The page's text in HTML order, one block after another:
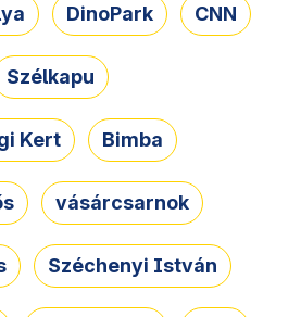
DinoPark CNN
Szélkapu
Kert Bimba
vásárcsarnok
Széchenyi István